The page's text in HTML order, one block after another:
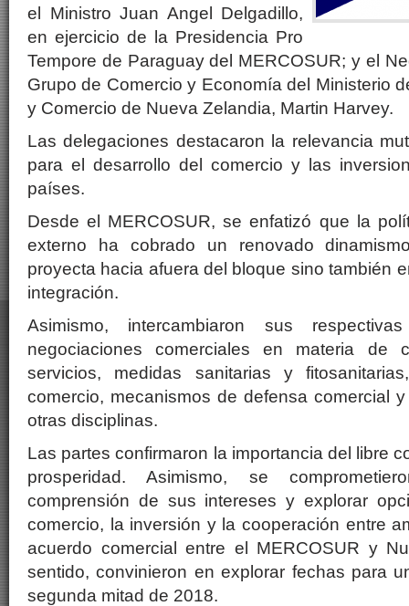
el Ministro Juan Angel Delgadillo,
en ejercicio de la Presidencia Pro
Tempore de Paraguay del MERCOSUR; y el
Grupo de Comercio y Economía del Ministerio
y Comercio de Nueva Zelandia, Martin Harvey.
Las delegaciones destacaron la relevancia
para el desarrollo del comercio y las
países.
Desde el MERCOSUR, se enfatizó que la
externo ha cobrado un renovado
proyecta hacia afuera del bloque sino también
integración.
Asimismo, intercambiaron sus
negociaciones comerciales en materia de
servicios, medidas sanitarias y
comercio, mecanismos de defensa comercial
otras disciplinas.
Las partes confirmaron la importancia del libre
prosperidad. Asimismo, se
comprensión de sus intereses y explorar
comercio, la inversión y la cooperación entre
acuerdo comercial entre el MERCOSUR y
sentido, convinieron en explorar fechas para
segunda mitad de 2018.